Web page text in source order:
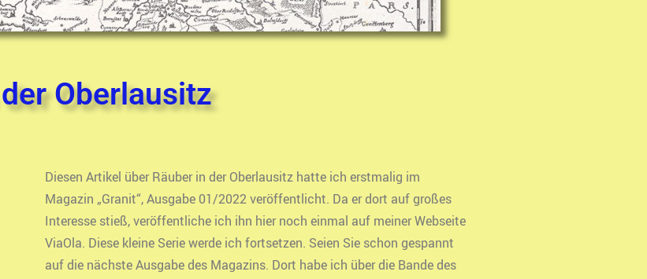
Oberlausitz
Diesen Artikel über Räuber in der Oberlausitz hatte ich erstmalig im
Magazin „Granit“, Ausgabe 01/2022 veröffentlicht. Da er dort auf großes
Interesse stieß, veröffentliche ich ihn hier noch einmal auf meiner Webseite
ViaOla. Diese kleine Serie werde ich fortsetzen. Seien Sie schon gespannt
auf die nächste Ausgabe des Magazins. Dort habe ich über die Bande des